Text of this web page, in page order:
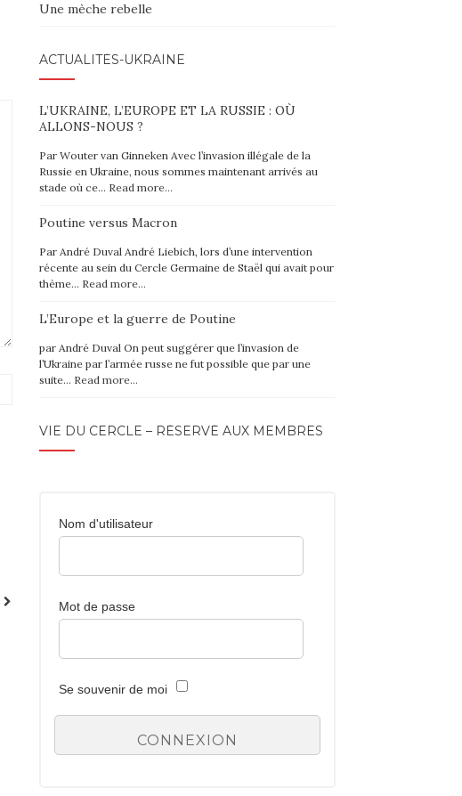
Une mèche rebelle
ACTUALITÉS-UKRAINE
L’UKRAINE, L’EUROPE ET LA RUSSIE : OÙ
ALLONS-NOUS ?
Par Wouter van Ginneken Avec l’invasion illégale de la
Russie en Ukraine, nous sommes maintenant arrivés au
stade où ce… Read more…
Poutine versus Macron
Par André Duval André Liebich, lors d’une intervention
récente au sein du Cercle Germaine de Staël qui avait pour
thème… Read more…
L’Europe et la guerre de Poutine
par André Duval On peut suggérer que l’invasion de
l’Ukraine par l’armée russe ne fut possible que par une
suite… Read more…
VIE DU CERCLE – RÉSERVÉ AUX MEMBRES
Nom d'utilisateur
Mot de passe
Se souvenir de moi